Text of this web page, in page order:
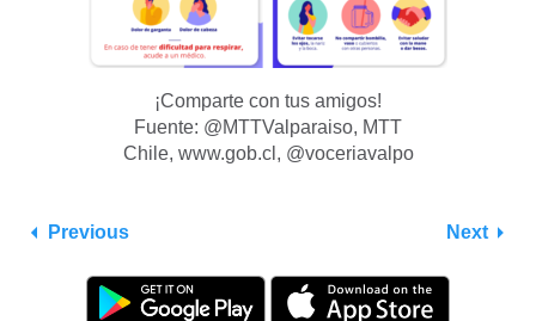
¡Comparte con tus amigos!
Fuente: @MTTValparaiso, MTT
Chile, www.gob.cl, @voceriavalpo
Previous Next